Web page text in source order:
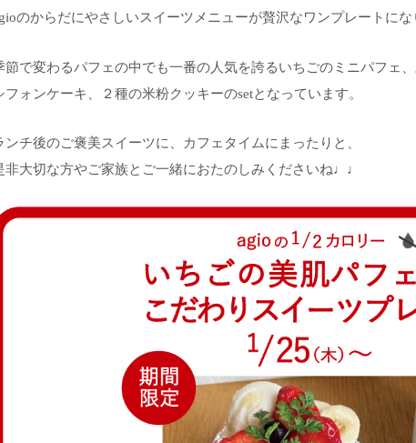
のからだにやさしいスイーツメニューが贅沢なワンプレートにな
節で変わるパフェの中でも一番の人気を誇るいちごのミニパフェ
フォンケーキ、２種の米粉クッキーのsetとなっています。
ンチ後のご褒美スイーツに、カフェタイムにまったりと、
非大切な方やご家族とご一緒におたのしみくださいね♩♩